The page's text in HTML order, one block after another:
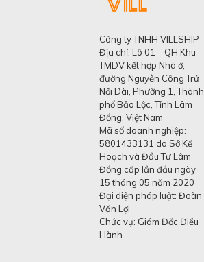
Công ty TNHH VILLSHIP
Địa chỉ: Lô 01 – QH Khu
TMDV kết hợp Nhà ở,
đường Nguyễn Công Trứ
Nối Dài, Phường 1, Thành
phố Bảo Lộc, Tỉnh Lâm
Đồng, Việt Nam
Mã số doanh nghiệp:
5801433131 do Sở Kế
Hoạch và Đầu Tư Lâm
Đồng cấp lần đầu ngày
15 tháng 05 năm 2020
Đại diện pháp luật: Đoàn
Văn Lợi
Chức vụ: Giám Đốc Điều
Hành